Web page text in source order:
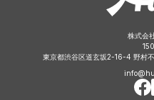
株式会
東京都渋谷区道玄坂2-16-4 野村